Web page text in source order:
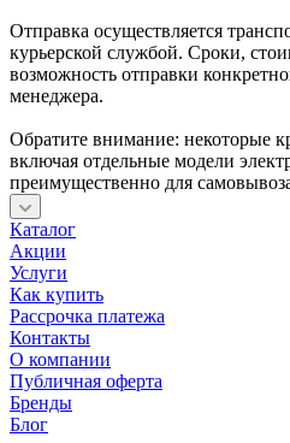
Отправка осуществляется
курьерской службой. Сроки,
возможность отправки
менеджера.
Обратите внимание: некоторые
включая отдельные модели
преимущественно для
Каталог
Акции
Услуги
Как купить
Рассрочка платежа
Контакты
О компании
Публичная оферта
Бренды
Блог